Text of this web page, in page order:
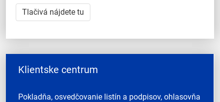
Tlačivá nájdete tu
Klientske centrum
Pokladňa, osvedčovanie listín a podpisov, ohlasovňa